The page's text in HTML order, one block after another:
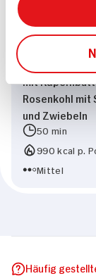
Paniertes
Rosenkohl mit
und Zwiebeln
50 min
990 kcal p.
Mittel
Häufig